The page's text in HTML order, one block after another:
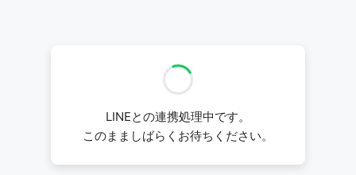
LINEとの連携処理中です。
このまましばらくお待ちください。